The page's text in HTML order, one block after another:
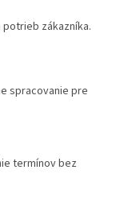
zákazníka.
spracovanie pre
termínov bez